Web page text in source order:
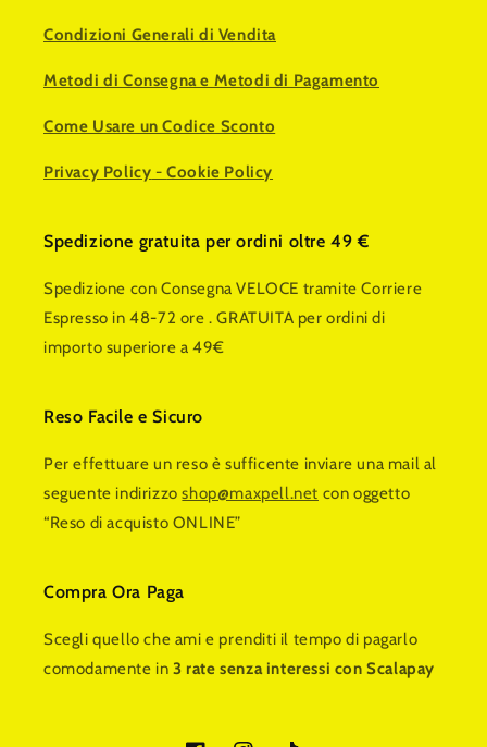
Condizioni Generali di Vendita
Metodi di Consegna e Metodi di Pagamento
Come Usare un Codice Sconto
Privacy Policy -Cookie Policy
Spedizione gratuita per ordini oltre 49 €
Spedizione con Consegna VELOCE tramite Corriere
Espresso in 48-72 ore . GRATUITA per ordini di
importo superiore a 49€
Reso Facile e Sicuro
Per effettuare un reso è sufficente inviare una mail al
seguente indirizzoshop@maxpell.net con oggetto
“Reso di acquisto ONLINE”
Compra Ora Paga
Scegli quello che ami e prenditi il tempo di pagarlo
comodamente in 3 rate senza interessi con Scalapay